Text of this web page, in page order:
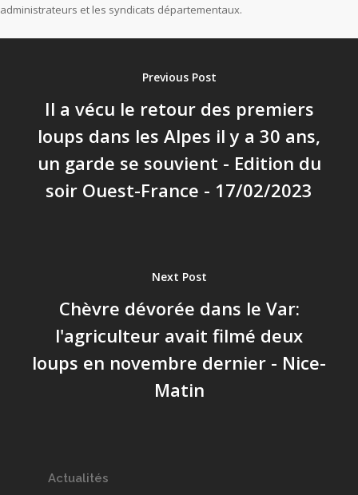
administrateurs et les syndicats départementaux.
Previous Post
Il a vécu le retour des premiers
loups dans les Alpes il y a 30 ans,
un garde se souvient - Edition du
soir Ouest-France - 17/02/2023
Next Post
Chèvre dévorée dans le Var:
l'agriculteur avait filmé deux
loups en novembre dernier - Nice-
Matin
Actualités